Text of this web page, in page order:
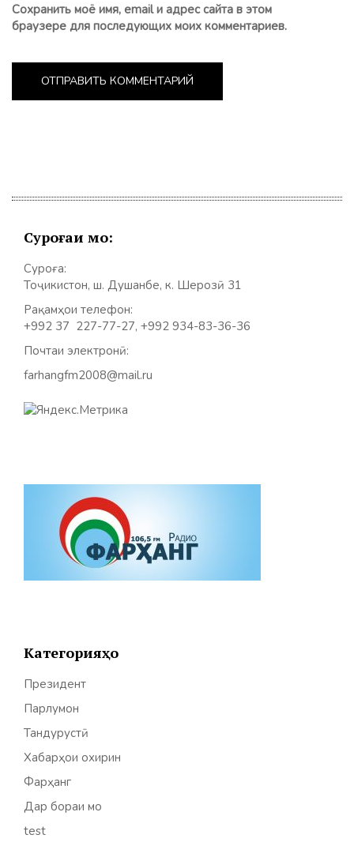
Сохранить моё имя, email и адрес сайта в этом
браузере для последующих моих комментариев.
Суроғаи мо:
Суроға:
Тоҷикистон, ш. Душанбе, к. Шерозӣ 31
Рақамҳои телефон:
+992 37 227-77-27, +992 934-83-36-36
Почтаи электронӣ:
farhangfm2008@mail.ru
Категорияҳо
Президент
Парлумон
Тандурустӣ
Хабарҳои охирин
Фарҳанг
Дар бораи мо
test